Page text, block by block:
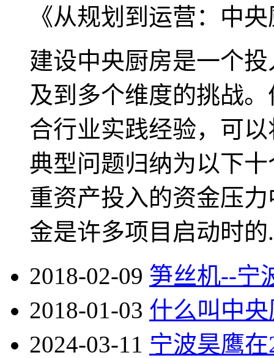
《从规划到运营：中
建设中央厨房是一个
及到多个维度的挑战
合行业实践经验，可
典型问题归纳为以下
重资产投入的资金压
金是许多项目启动时的
2018-02-09 笋丝机--宁
2018-01-03 什么叫中央
2024-03-11 宁波昊鹰